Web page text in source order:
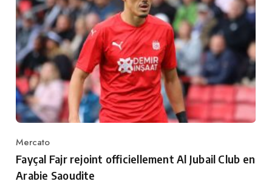
Category
Mercato
Fayçal Fajr rejoint officiellement Al Jubail Club en
Arabie Saoudite